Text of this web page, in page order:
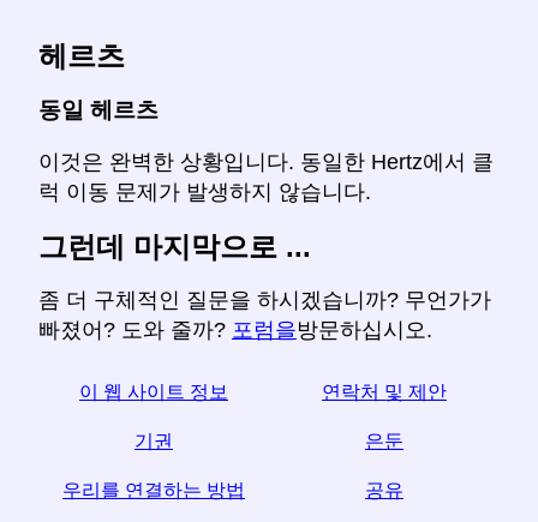
헤르츠
동일 헤르츠
이것은 완벽한 상황입니다. 동일한 Hertz에서 클
럭 이동 문제가 발생하지 않습니다.
그런데 마지막으로 ...
좀 더 구체적인 질문을 하시겠습니까? 무언가가
빠졌어? 도와 줄까? 포럼을방문하십시오.
이 웹 사이트 정보 연락처 및 제안
기권 은둔
우리를 연결하는 방법 공유